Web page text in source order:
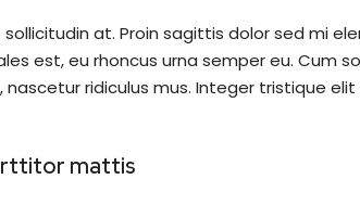
at. Proin sagittis dolor sed mi
est, eu rhoncus urna semper eu. Cum
ridiculus mus. Integer tristique elit
mattis